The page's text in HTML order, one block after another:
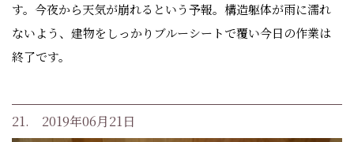
す。今夜から天気が崩れるという予報。構造躯体が雨に濡れ
ないよう、建物をしっかりブルーシートで覆い今日の作業は
終了です。
21. 2019年06月21日